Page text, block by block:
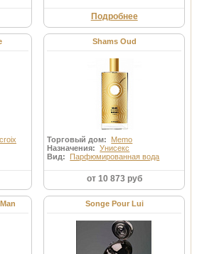
Подробнее
Shams Oud
Торговый дом: Memo
Назначения:Унисекс
Вид:
Парфюмированная вода
от 10 873 руб
Songe Pour Lui